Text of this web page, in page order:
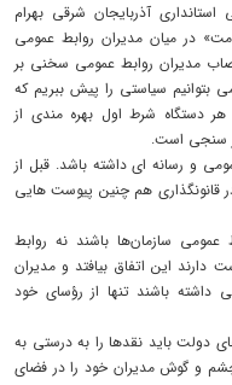
آذربایجان شرقی بهرام
«روایت خدمت» در میان مدیران روابط عمومی
مدیران روابط عمومی سخنی بر
سیاستی را پیش ببریم که
هر دستگاه شرط اول بهره مندی از
سنجی است.
و رسانه ای داشته باشد. قبل از
قانونگذاری هم چنین پیوست هایی
سازمان‌ها باشند نه روابط
این اتفاق بیافتد و مدیران
داشته باشند تنها از رؤسای خود
دولت باید نقدها را به درستی به
و گوش مدیران خود را در فضای